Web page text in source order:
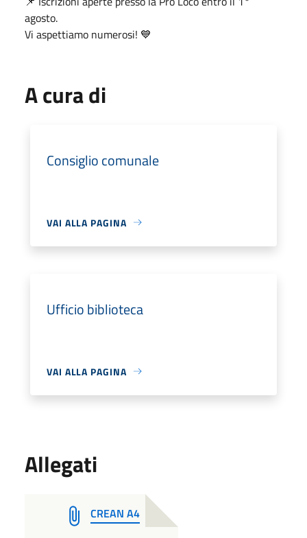
agosto.
Vi aspettiamo numerosi! 💙
A cura di
Consiglio comunale
VAI ALLA PAGINA
Ufficio biblioteca
VAI ALLA PAGINA
Allegati
CREAN A4